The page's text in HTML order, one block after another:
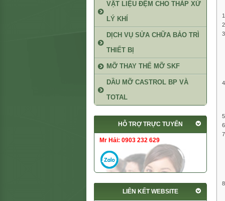
VẬT LIỆU ĐỆM CHO THÁP XỬ
LÝ KHÍ
DỊCH VỤ SỬA CHỮA BẢO TRÌ
THIẾT BỊ
MỠ THAY THẾ MỠ SKF
DẦU MỠ CASTROL BP VÀ
TOTAL
HỖ TRỢ TRỰC TUYẾN
Mr Hải: 0903 232 629
LIÊN KẾT WEBSITE